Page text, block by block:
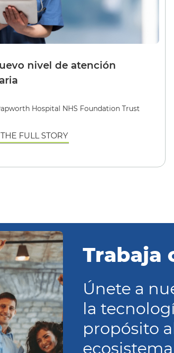
nivel de atención
Hospital NHS Foundation Trust
FULL STORY
Trabaja
Únete a
la
propósito